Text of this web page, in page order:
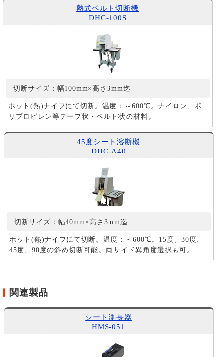
熱式ベルト切断機
DHC-100S
切断サイズ：幅100mm×高さ3mm迄
ホット(熱)ナイフにて切断。温度：～600℃。ナイロン、ポ
リプロピレン等テープ状・ベルト状の材料。
45度シート溶断機
DHC-A40
切断サイズ：幅40mm×高さ3mm迄
ホット(熱)ナイフにて切断。温度：～600℃。15度、30度、
45度、90度の斜め切断可能。両サイド異角度選択も可。
関連製品
シート測長器
HMS-051